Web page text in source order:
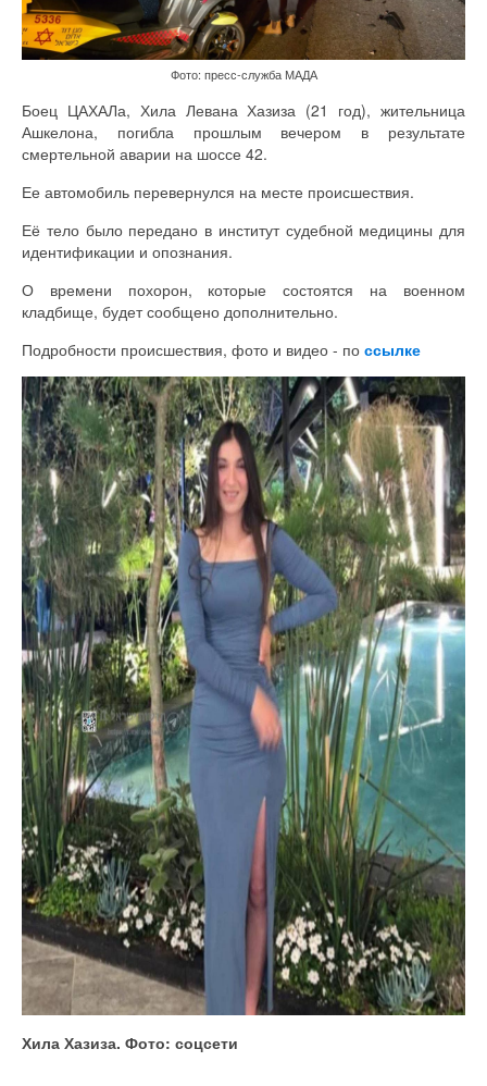
Фото: пресс-служба МАДА
Боец ЦАХАЛа, Хила Левана Хазиза (21 год), жительница
Ашкелона, погибла прошлым вечером в результате
смертельной аварии на шоссе 42.
Ее автомобиль перевернулся на месте происшествия.
Её тело было передано в институт судебной медицины для
идентификации и опознания.
О времени похорон, которые состоятся на военном
кладбище, будет сообщено дополнительно.
Подробности происшествия, фото и видео - по ссылке
Хила Хазиза. Фото: соцсети